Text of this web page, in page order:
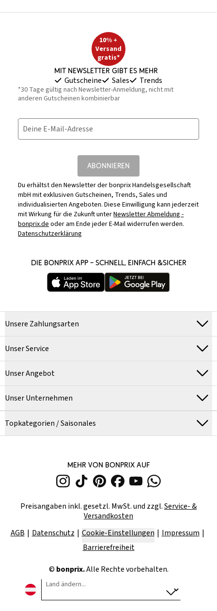
10% +
Versand
gratis*
Mit Newsletter gibt es mehr
Gutscheine Sales Trends
*30 Tage gültig nach Newsletter-Anmeldung, nicht mit
anderen Gutscheinen kombinierbar
Deine E-Mail-Adresse
ABONNIEREN
Du erhältst den Newsletter der bonprix Handelsgesellschaft
mbH mit exklusiven Gutscheinen, Trends, Sales und
individualisierten Angeboten. Diese Einwilligung kann jederzeit
mit Wirkung für die Zukunft unterNewsletter Abmeldung -
bonprix.deoder am Ende jeder E-Mail widerrufen werden.
Datenschutzerklärung
DIE BONPRIX APP – SCHNELL, EINFACH &SICHER
Unsere Zahlungsarten
Unser Service
Unser Angebot
Unser Unternehmen
Topkategorien / Saisonales
MEHR VON BONPRIX AUF
Preisangaben inkl. gesetzl. MwSt. und zzgl.Service- &
Versandkosten
AGB
Datenschutz Cookie-Einstellungen
Impressum
Barrierefreiheit
© bonprix.Alle Rechte vorbehalten.
Land ändern...